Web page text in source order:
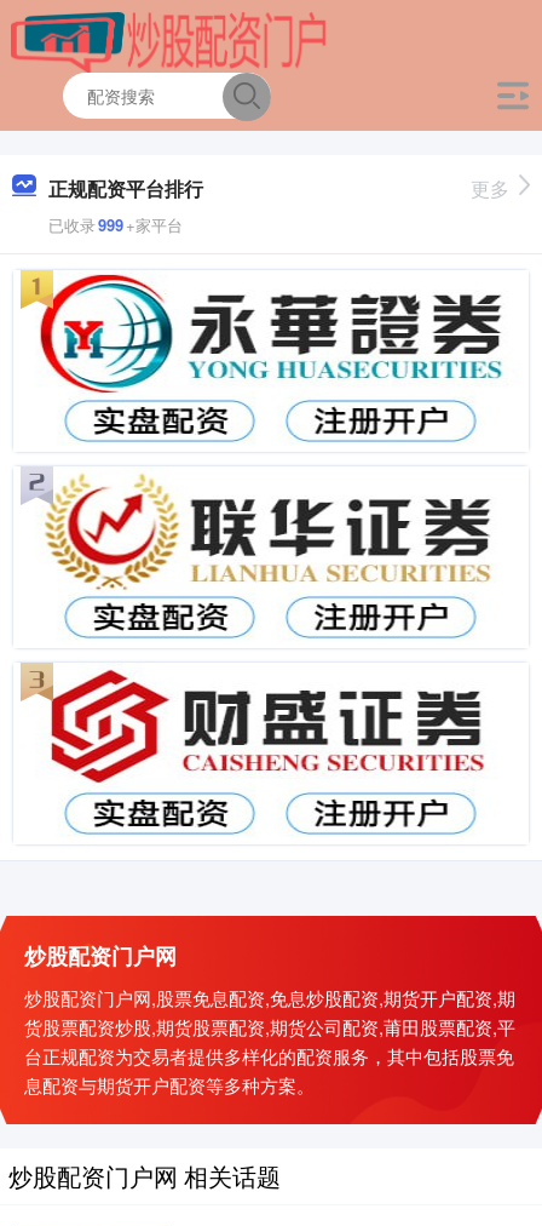
正规配资平台排行
已收录999+家平台
更多
炒股配资门户网
炒股配资门户网,股票免息配资,免息炒股配资,期货开户配资,期
货股票配资炒股,期货股票配资,期货公司配资,莆田股票配资,平
台正规配资为交易者提供多样化的配资服务，其中包括股票免
息配资与期货开户配资等多种方案。
炒股配资门户网 相关话题